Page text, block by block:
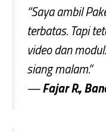
“Saya ambil
terbatas. Tapi
video dan
siang malam.”
—Fajar R.,